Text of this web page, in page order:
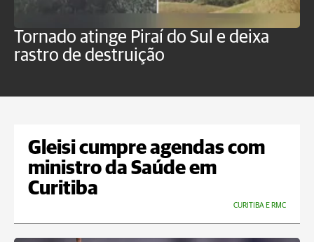
Tornado atinge Piraí do Sul e deixa
rastro de destruição
Gleisi cumpre agendas com
ministro da Saúde em
Curitiba
CURITIBA E RMC